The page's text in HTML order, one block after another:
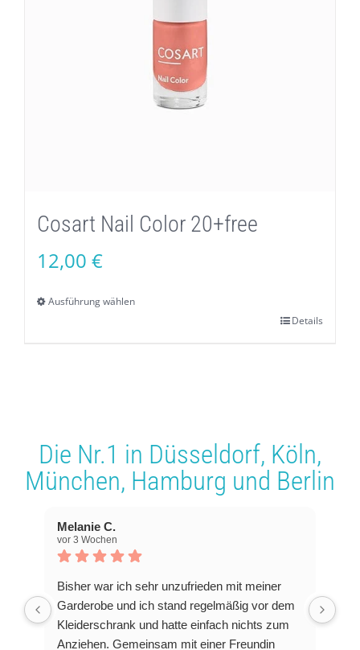
Cosart Nail Color 20+free
12,00 €
Ausführung wählen
auf.
Die
können
Produktseite
gewählt
Details
Die Nr.1 in Düsseldorf, Köln,
München, Hamburg und Berlin
Melanie C.
vor 3 Wochen
Bisher war ich sehr unzufrieden mit meiner
Garderobe und ich stand regelmäßig vor dem
Kleiderschrank und hatte einfach nichts zum
Anziehen. Gemeinsam mit einer Freundin